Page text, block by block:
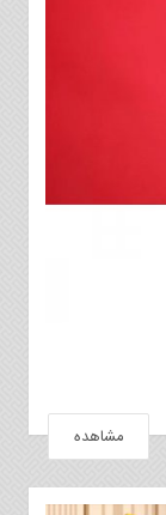
مشاهده